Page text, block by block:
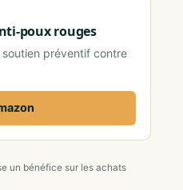
poux rouges
préventif contre
un bénéfice sur les achats